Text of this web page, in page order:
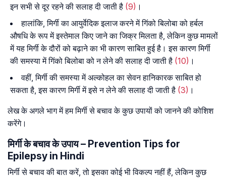
इन सभी से दूर रहने की सलाह दी जाती है (9) ।
हालांकि, मिर्गी का आयुर्वेदिक इलाज करने में गिंको बिलोबा को हर्बल
औषधि के रूप में इस्तेमाल किए जाने का जिक्र मिलता है, लेकिन कुछ मामलों
में यह मिर्गी के दौरों को बढ़ाने का भी कारण साबित हुई है। इस कारण मिर्गी
की समस्या में गिंको बिलोबा को न लेने की सलाह दी जाती है (10) ।
वहीं, मिर्गी की समस्या में अल्कोहल का सेवन हानिकारक साबित हो
सकता है, इस कारण मिर्गी में इसे न लेने की सलाह दी जाती है (3) ।
लेख के अगले भाग में हम मिर्गी से बचाव के कुछ उपायों को जानने की कोशिश
करेंगे।
मिर्गी के बचाव के उपाय – Prevention Tips for
Epilepsy in Hindi
मिर्गी से बचाव की बात करें, तो इसका कोई भी विकल्प नहीं हैं, लेकिन कुछ